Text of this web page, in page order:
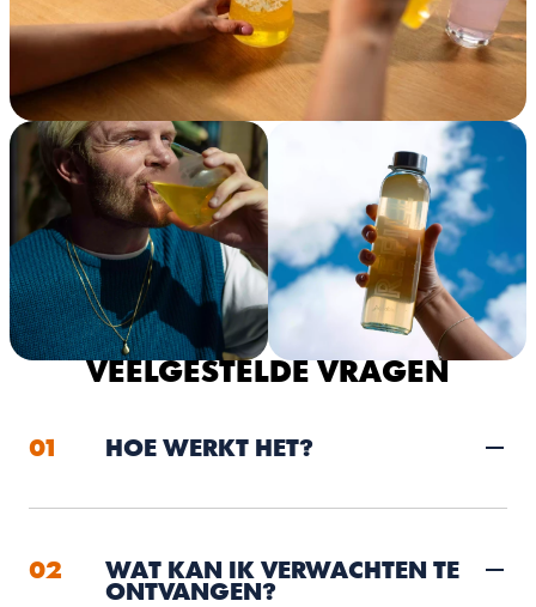
VEELGESTELDE VRAGEN
01 HOE WERKT HET?
02
WAT KAN IK VERWACHTEN TE
ONTVANGEN?